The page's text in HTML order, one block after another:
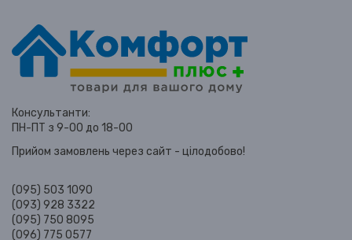
Консультанти:
ПН-ПТ з 9-00 до 18-00
Прийом замовлень через сайт - цілодобово!
(095) 503 1090
(093) 928 3322
(095) 750 8095
(096) 775 0577